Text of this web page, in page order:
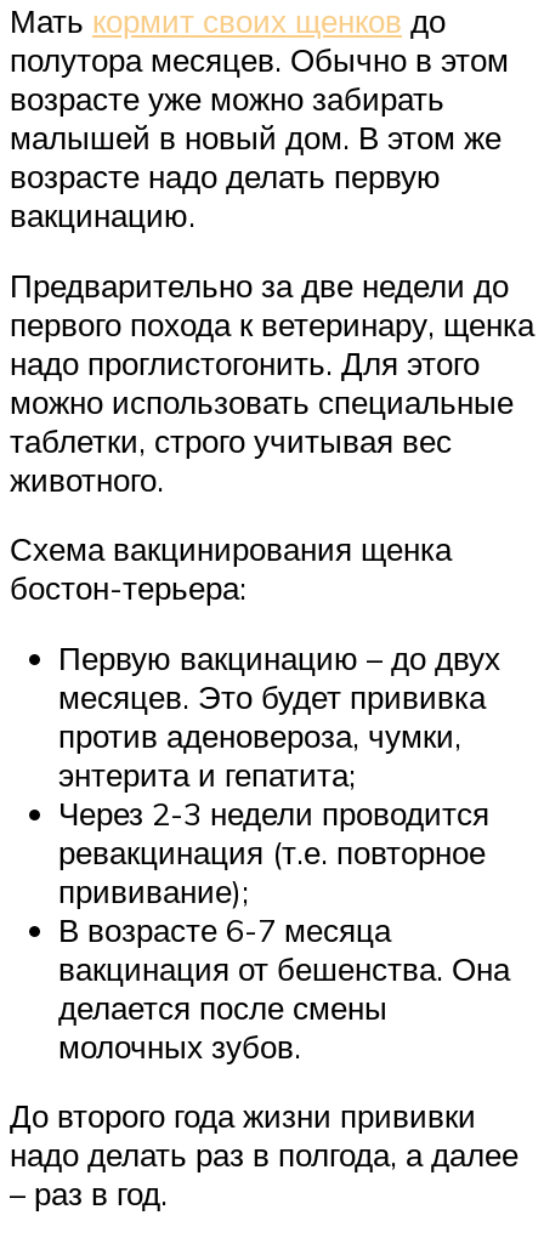
Мать кормит своих щенков до
полутора месяцев. Обычно в этом
возрасте уже можно забирать
малышей в новый дом. В этом же
возрасте надо делать первую
вакцинацию.
Предварительно за две недели до
первого похода к ветеринару, щенка
надо проглистогонить. Для этого
можно использовать специальные
таблетки, строго учитывая вес
животного.
Схема вакцинирования щенка
бостон-терьера:
Первую вакцинацию – до двух
месяцев. Это будет прививка
против аденовероза, чумки,
энтерита и гепатита;
Через 2-3 недели проводится
ревакцинация (т.е. повторное
прививание);
В возрасте 6-7 месяца
вакцинация от бешенства. Она
делается после смены
молочных зубов.
До второго года жизни прививки
надо делать раз в полгода, а далее
– раз в год.